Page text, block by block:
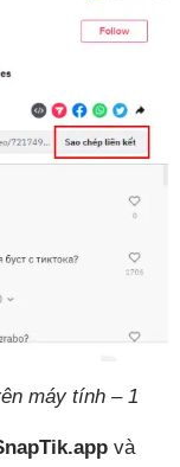
máy tính – 1
và